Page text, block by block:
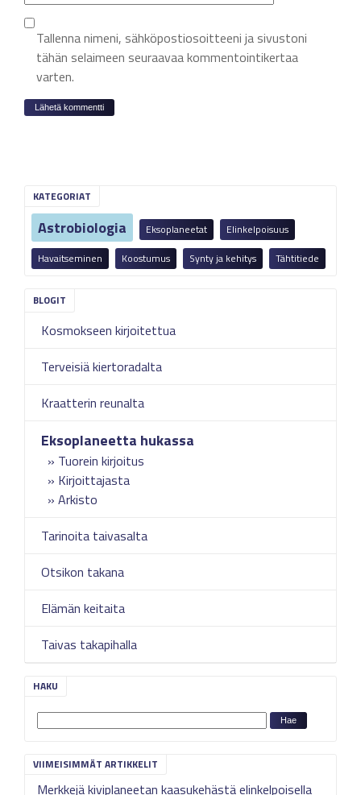
KATEGORIAT
Astrobiologia Eksoplaneetat
Elinkelpoisuus
Havaitseminen
Koostumus Synty ja kehitys Tähtitiede
Kosmokseen kirjoitettua
Terveisiä kiertoradalta
Kraatterin reunalta
Eksoplaneetta hukassa
Tuorein kirjoitus
Kirjoittajasta
Arkisto
Tarinoita taivasalta
Otsikon takana
Elämän keitaita
Taivas takapihalla
HAKU
VIIMEISIMMÄT ARTIKKELIT
Merkkejä kiviplaneetan kaasukehästä elinkelpoisella
Tallenna nimeni, sähköpostiosoitteeni ja sivustoni
tähän selaimeen seuraavaa kommentointikertaa
varten.